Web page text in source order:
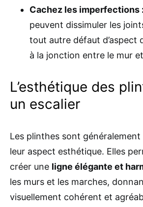
Cachez les imperfections :
peuvent dissimuler les
tout autre défaut d’aspect
à la jonction entre le mur et
L’esthétique des
un escalier
Les plinthes sont
leur aspect esthétique. Elles
créer une ligne élégante et
les murs et les marches,
visuellement cohérent et